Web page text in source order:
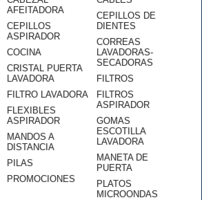
AFEITADORA
CEPILLOS
ASPIRADOR
COCINA
CRISTAL PUERTA
LAVADORA
FILTRO LAVADORA
FLEXIBLES
ASPIRADOR
MANDOS A
DISTANCIA
PILAS
PROMOCIONES
CEPILLOS DE
DIENTES
CORREAS
LAVADORAS-
SECADORAS
FILTROS
FILTROS
ASPIRADOR
GOMAS
ESCOTILLA
LAVADORA
MANETA DE
PUERTA
PLATOS
MICROONDAS